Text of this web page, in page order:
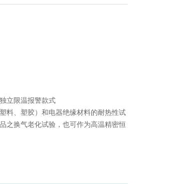
立限温报警款式
料、塑胶）和电器绝缘材料的耐热性试
之换气老化试验，也可作为高温精密恒